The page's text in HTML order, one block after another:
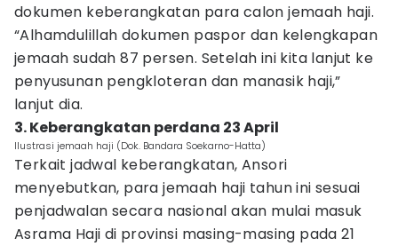
dokumen keberangkatan para calon jemaah haji.
“Alhamdulillah dokumen paspor dan kelengkapan
jemaah sudah 87 persen. Setelah ini kita lanjut ke
penyusunan pengkloteran dan manasik haji,”
lanjut dia.
3. Keberangkatan perdana 23 April
Ilustrasi jemaah haji (Dok. Bandara Soekarno-Hatta)
Terkait jadwal keberangkatan, Ansori
menyebutkan, para jemaah haji tahun ini sesuai
penjadwalan secara nasional akan mulai masuk
Asrama Haji di provinsi masing-masing pada 21